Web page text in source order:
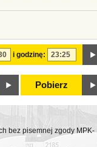
i godzinę:
Pobierz
bez pisemnej zgody MPK-